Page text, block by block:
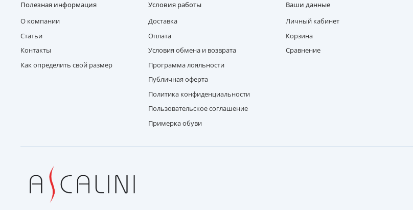
Полезная информация
О компании
Статьи
Контакты
Как определить свой размер
Условия работы
Доставка
Оплата
Условия обмена и возврата
Программа лояльности
Публичная оферта
Политика конфиденциальности
Пользовательское соглашение
Примерка обуви
Ваши данные
Личный кабинет
Корзина
Сравнение